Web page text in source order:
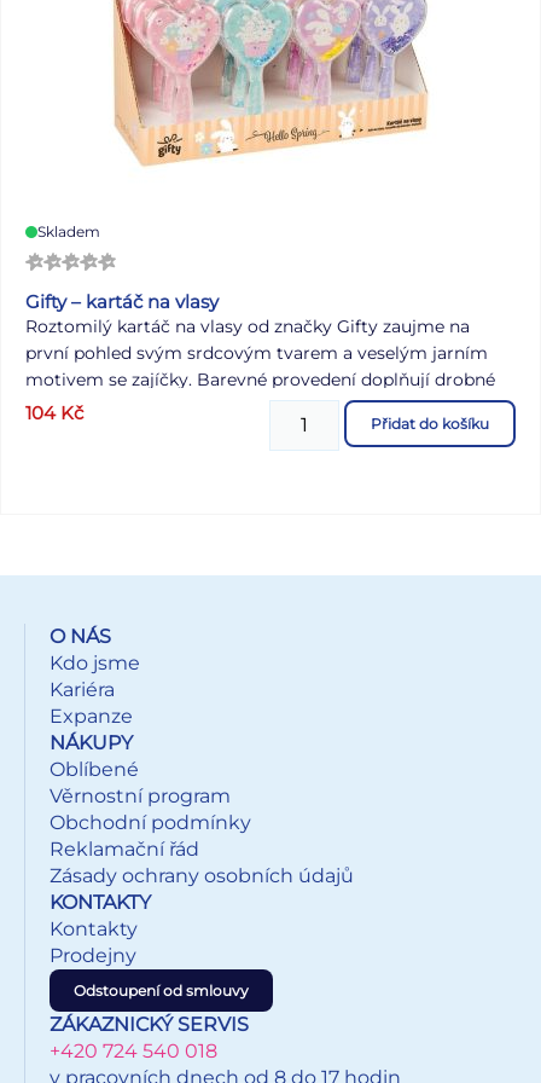
Skladem
Gifty – kartáč na vlasy
Roztomilý kartáč na vlasy od značky Gifty zaujme na
první pohled svým srdcovým tvarem a veselým jarním
motivem se zajíčky. Barevné provedení doplňují drobné
třpytivé částice uvnitř hlavice, které se při pohybu jemně
přesýpají a dodávají kartáči hravý vzhled. Kartáč je lehký,
fialový, 3× fialový) Barva: růžová, modrá, světle fialová,
fialová Dodáváme v prodejním displeji vhodném k
vystavení. Uvedená cena je za 1 kartáč.
104 Kč Přidat do košíku
O NÁS
Kdo jsme
Kariéra
Expanze
NÁKUPY
Oblíbené
Věrnostní program
Obchodní podmínky
Reklamační řád
Zásady ochrany osobních údajů
KONTAKTY
Kontakty
Prodejny
Odstoupení od smlouvy
ZÁKAZNICKÝ SERVIS
+420 724 540 018
v pracovních dnech od 8 do 17 hodin